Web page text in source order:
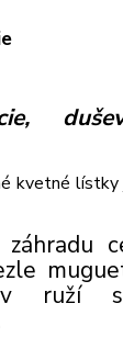
kvetné
ruží s